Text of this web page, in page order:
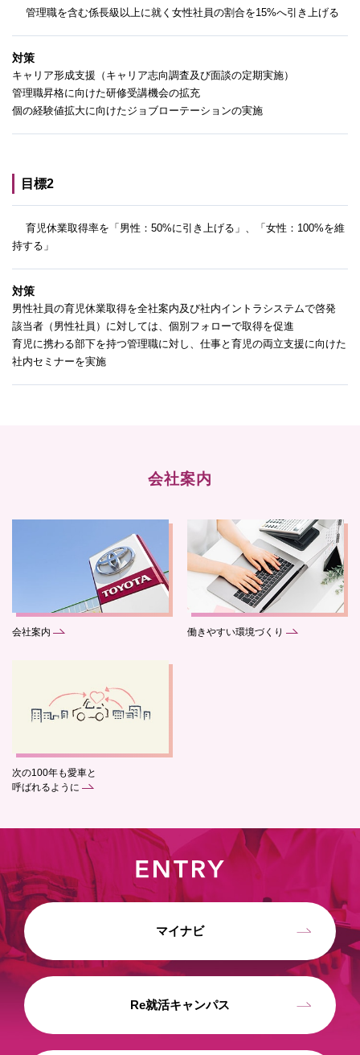
管理職を含む係長級以上に就く女性社員の割合を15%へ引き上げる
対策
キャリア形成支援（キャリア志向調査及び面談の定期実施）
管理職昇格に向けた研修受講機会の拡充
個の経験値拡大に向けたジョブローテーションの実施
目標2
育児休業取得率を「男性：50%に引き上げる」、「女性：100%を維
持する」
対策
男性社員の育児休業取得を全社案内及び社内イントラシステムで啓発
該当者（男性社員）に対しては、個別フォローで取得を促進
育児に携わる部下を持つ管理職に対し、仕事と育児の両立支援に向けた
社内セミナーを実施
会社案内
会社案内 働きやすい環境づくり
次の100年も愛車と
呼ばれるように
マイナビ
Re就活キャンパス